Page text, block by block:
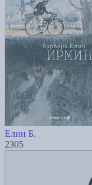
Елин Б.
2305